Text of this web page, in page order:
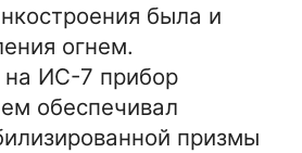
была и
огнем.
на ИС-7 прибор
обеспечивал
призмы